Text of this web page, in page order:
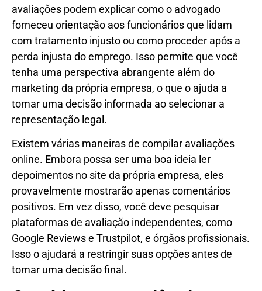
avaliações podem explicar como o advogado
forneceu orientação aos funcionários que lidam
com tratamento injusto ou como proceder após a
perda injusta do emprego. Isso permite que você
tenha uma perspectiva abrangente além do
marketing da própria empresa, o que o ajuda a
tomar uma decisão informada ao selecionar a
representação legal.
Existem várias maneiras de compilar avaliações
online. Embora possa ser uma boa ideia ler
depoimentos no site da própria empresa, eles
provavelmente mostrarão apenas comentários
positivos. Em vez disso, você deve pesquisar
plataformas de avaliação independentes, como
Google Reviews e Trustpilot, e órgãos profissionais.
Isso o ajudará a restringir suas opções antes de
tomar uma decisão final.